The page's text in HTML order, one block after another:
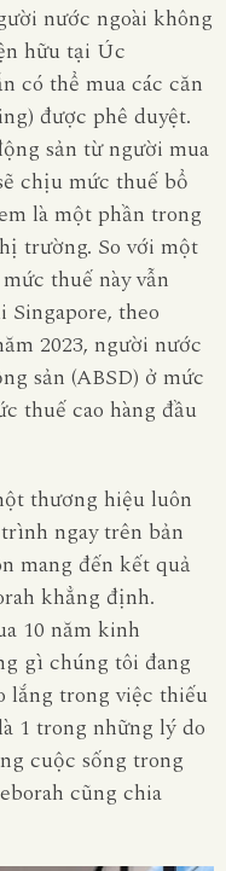
nước ngoài không
hữu tại Úc
có thể mua các căn
được phê duyệt.
sản từ người mua
chịu mức thuế bổ
là một phần trong
trường. So với một
thuế này vẫn
theo
2023, người nước
sản (ABSD) ở mức
thuế cao hàng đầu
thương hiệu luôn
ngay trên bản
mang đến kết quả
khẳng định.
10 năm kinh
gì chúng tôi đang
lắng trong việc thiếu
1 trong những lý do
cuộc sống trong
cũng chia